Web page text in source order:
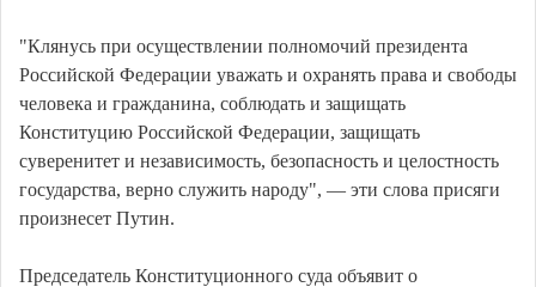
"Клянусь при осуществлении полномочий президента
Российской Федерации уважать и охранять права и свободы
человека и гражданина, соблюдать и защищать
Конституцию Российской Федерации, защищать
суверенитет и независимость, безопасность и целостность
государства, верно служить народу", — эти слова присяги
произнесет Путин.
Председатель Конституционного суда объявит о